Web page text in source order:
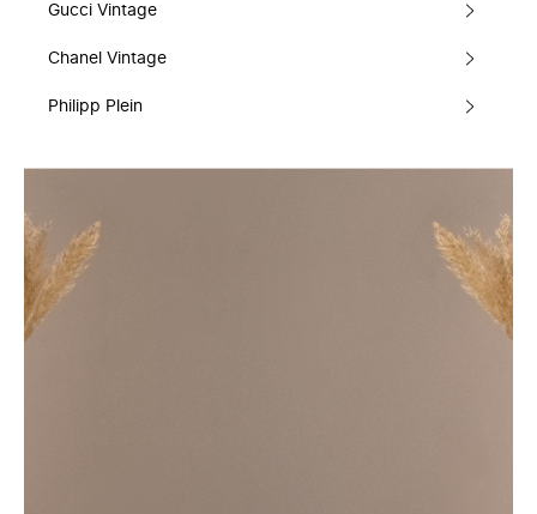
Gucci Vintage
Chanel Vintage
Philipp Plein